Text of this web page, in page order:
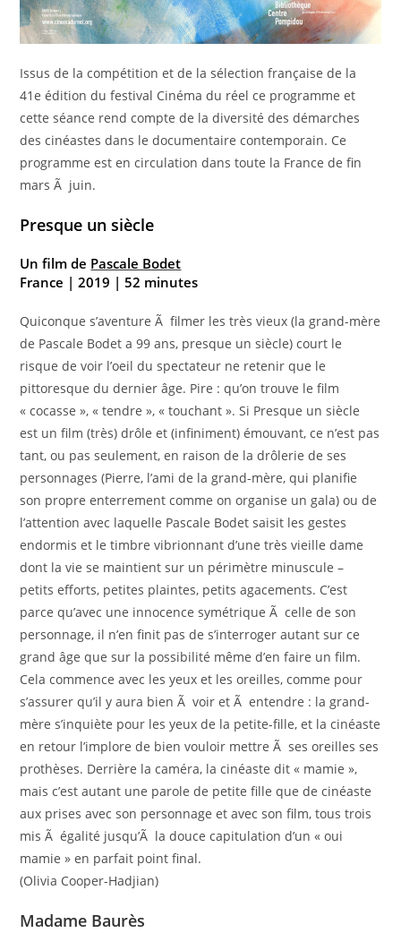
Issus de la compétition et de la sélection française de la
41e édition du festival Cinéma du réel ce programme et
cette séance rend compte de la diversité des démarches
des cinéastes dans le documentaire contemporain. Ce
programme est en circulation dans toute la France de fin
mars Ã juin.
Presque un siècle
Un film de Pascale Bodet
France | 2019 | 52 minutes
Quiconque s’aventure Ã filmer les très vieux (la grand-mère
de Pascale Bodet a 99 ans, presque un siècle) court le
risque de voir l’oeil du spectateur ne retenir que le
pittoresque du dernier âge. Pire : qu’on trouve le film
« cocasse », « tendre », « touchant ». Si Presque un siècle
est un film (très) drôle et (infiniment) émouvant, ce n’est pas
tant, ou pas seulement, en raison de la drôlerie de ses
person­nages (Pierre, l’ami de la grand-mère, qui planifie
son propre enterrement comme on organise un gala) ou de
l’attention avec laquelle Pascale Bodet saisit les gestes
endormis et le timbre vibrionnant d’une très vieille dame
dont la vie se maintient sur un périmètre minuscule –
petits efforts, petites plaintes, petits agacements. C’est
parce qu’avec une innocence symétrique Ã celle de son
personnage, il n’en finit pas de s’interroger autant sur ce
grand âge que sur la possibilité même d’en faire un film.
Cela commence avec les yeux et les oreilles, comme pour
s’assurer qu’il y aura bien Ã voir et Ã entendre : la grand-
mère s’inquiète pour les yeux de la petite-fille, et la cinéaste
en retour l’implore de bien vouloir mettre Ã ses oreilles ses
prothèses. Derrière la caméra, la cinéaste dit « mamie »,
mais c’est autant une parole de petite fille que de cinéaste
aux prises avec son personnage et avec son film, tous trois
mis Ã égalité jusqu’Ã la douce capitulation d’un « oui
mamie » en parfait point final.
(Olivia Cooper-Hadjian)
Madame Baurès